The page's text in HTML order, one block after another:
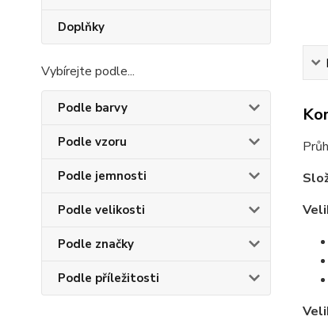
Doplňky
Vybírejte podle...
Podle barvy
Podle vzoru
Podle jemnosti
Podle velikosti
Podle značky
Podle příležitosti